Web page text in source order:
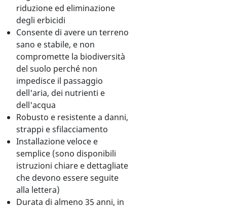
riduzione ed eliminazione
degli erbicidi
Consente di avere un terreno
sano e stabile, e non
compromette la biodiversità
del suolo perché non
impedisce il passaggio
dell'aria, dei nutrienti e
dell'acqua
Robusto e resistente a danni,
strappi e sfilacciamento
Installazione veloce e
semplice (sono disponibili
istruzioni chiare e dettagliate
che devono essere seguite
alla lettera)
Durata di almeno 35 anni, in